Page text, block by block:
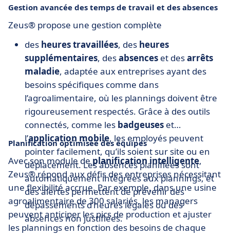
Gestion avancée des temps de travail et des absences
Zeus® propose une gestion complète
des heures travaillées, des heures
supplémentaires, desabsences et desarrêts
maladie, adaptée aux entreprises ayant des
besoins spécifiques comme dans
l’agroalimentaire, où les plannings doivent être
rigoureusement respectés. Grâce à des outils
connectés, comme les badgeuses et
l’application mobile, les employés peuvent
pointer facilement, qu’ils soient sur site ou en
déplacement. Les absences planifiées sont
automatiquement intégrées aux plannings, et
des alertes permettent de prévenir des
dépassements d’heures légales ou des
absences non justifiées.
Planification optimisée des équipes
Avec son module deplanification intelligente,
Zeus® répond aux défis des entreprises nécessitant
une flexibilité accrue. Par exemple, dans une usine
agroalimentaire de 300 salariés, les managers
peuvent anticiper les pics de production et ajuster
les plannings en fonction des besoins de chaque